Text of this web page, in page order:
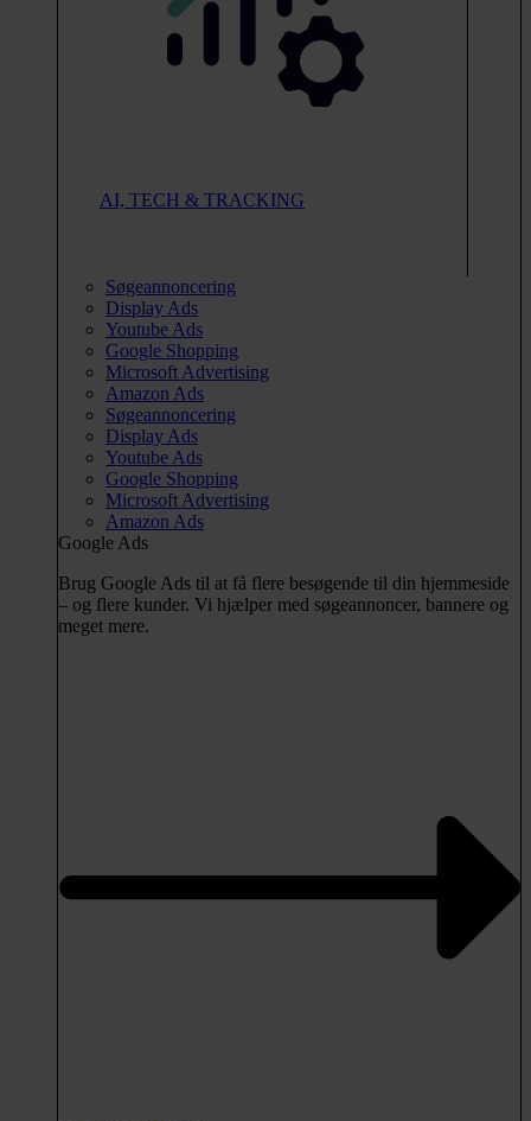
AI, TECH & TRACKING
Søgeannoncering
Display Ads
Youtube Ads
Google Shopping
Microsoft Advertising
Amazon Ads
Søgeannoncering
Display Ads
Youtube Ads
Google Shopping
Microsoft Advertising
Amazon Ads
Google Ads
Brug Google Ads til at få flere besøgende til din hjemmeside
– og flere kunder. Vi hjælper med søgeannoncer, bannere og
meget mere.